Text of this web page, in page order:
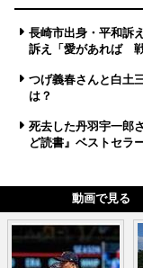
長崎市出身・平和訴
訴え「愛があれば 戦
つげ義春さんと白土
は？
死去した丹羽宇一郎
ど読書』ベストセラ
動画で見る